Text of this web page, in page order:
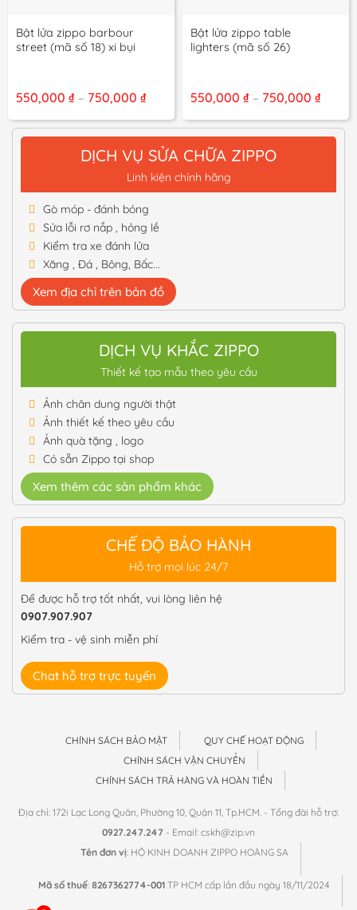
Bật lửa zippo barbour
street (mã số 18) xi bụi
550,000 ₫ – 750,000 ₫Khoảng
từ
550,000 ₫
đến
750,000 ₫
Bật lửa zippo table
lighters (mã số 26)
550,000 ₫ – 750,000 ₫
từ
đến
DỊCH VỤ SỬA CHỮA ZIPPO
Linh kiện chính hãng
Gò móp - đánh bóng
Sửa lỗi rơ nắp , hỏng lề
Kiểm tra xe đánh lửa
Xăng , Đá , Bông, Bấc...
Xem địa chỉ trên bản đồ
DỊCH VỤ KHẮC ZIPPO
Thiết kế tạo mẫu theo yêu cầu
Ảnh chân dung người thật
Ảnh thiết kế theo yêu cầu
Ảnh quà tặng , logo
Có sẵn Zippo tại shop
Xem thêm các sản phẩm khác
CHẾ ĐỘ BẢO HÀNH
Hỗ trợ mọi lúc 24/7
Để được hỗ trợ tốt nhất, vui lòng liên hệ
0907.907.907
Kiểm tra - vệ sinh miễn phí
Chat hỗ trợ trực tuyến
CHÍNH SÁCH BẢO MẬT
QUY CHẾ HOẠT ĐỘNG
CHÍNH SÁCH VẬN CHUYỂN
CHÍNH SÁCH TRẢ HÀNG VÀ HOÀN TIỀN
Địa chỉ: 172i Lạc Long Quân, Phường 10, Quận 11, Tp.HCM. - Tổng đài hỗ trợ:
0927.247.247 - Email: cskh@zip.vn
Tên đơn vị: HỘ KINH DOANH ZIPPO HOÀNG SA
Mã số thuế:8267362774-001TP HCM cấp lần đầu ngày 18/11/2024